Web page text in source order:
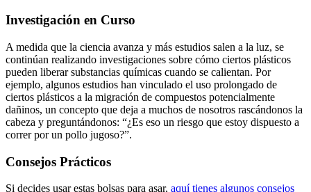
Investigación ‍en Curso
A ​medida que la ciencia​ avanza ‍y más ‌estudios salen a la luz, se
continúan realizando ⁢investigaciones sobre cómo ciertos‌ plásticos
pueden liberar‌ substancias químicas cuando se calientan. Por
ejemplo, algunos estudios han vinculado el uso prolongado​ de
ciertos plásticos a​ la migración de compuestos potencialmente⁤
dañinos, ​un⁤ concepto que deja a ‌muchos de⁣ nosotros rascándonos la
cabeza y preguntándonos: “¿Es eso un ⁢riesgo que estoy dispuesto a
correr por ⁣un pollo jugoso?”.
Consejos Prácticos
Si decides usar estas ​bolsas para asar, aquí tienes⁣ algunos consejos